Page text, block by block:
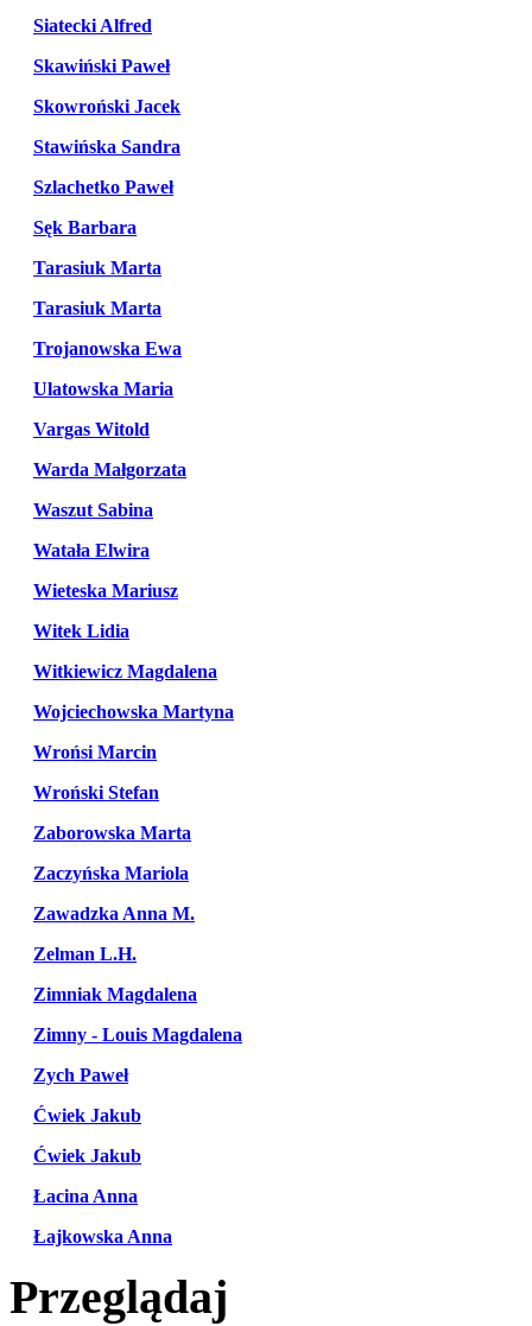
Siatecki Alfred
Skawiński Paweł
Skowroński Jacek
Stawińska Sandra
Szlachetko Paweł
Sęk Barbara
Tarasiuk Marta
Tarasiuk Marta
Trojanowska Ewa
Ulatowska Maria
Vargas Witold
Warda Małgorzata
Waszut Sabina
Watała Elwira
Wieteska Mariusz
Witek Lidia
Witkiewicz Magdalena
Wojciechowska Martyna
Wrońsi Marcin
Wroński Stefan
Zaborowska Marta
Zaczyńska Mariola
Zawadzka Anna M.
Zelman L.H.
Zimniak Magdalena
Zimny - Louis Magdalena
Zych Paweł
Ćwiek Jakub
Ćwiek Jakub
Łacina Anna
Łajkowska Anna
Przeglądaj